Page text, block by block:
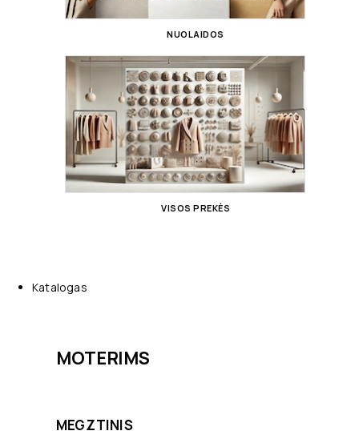
NUOLAIDOS
VISOS PREKĖS
Katalogas
MOTERIMS
MEGZTINIS